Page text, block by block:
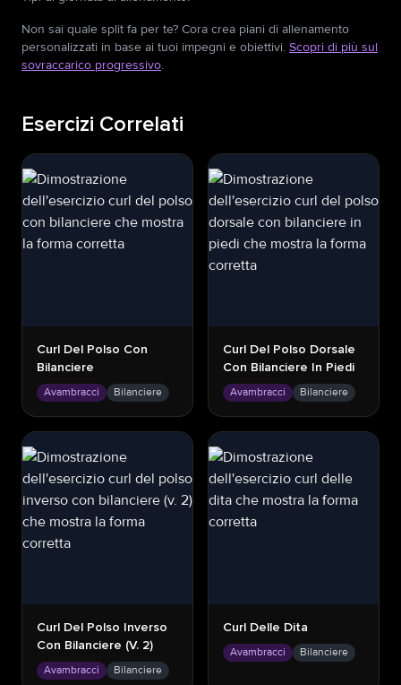
Non sai quale split fa per te? Cora crea piani di allenamento
personalizzati in base ai tuoi impegni e obiettivi. Scopri di più sul
sovraccarico progressivo.
Esercizi Correlati
Curl Del Polso Con
Bilanciere
Avambracci Bilanciere
Curl Del Polso Dorsale
Con Bilanciere In Piedi
Avambracci Bilanciere
Curl Del Polso Inverso
Con Bilanciere (v. 2)
Avambracci Bilanciere
Curl Delle Dita
Avambracci Bilanciere